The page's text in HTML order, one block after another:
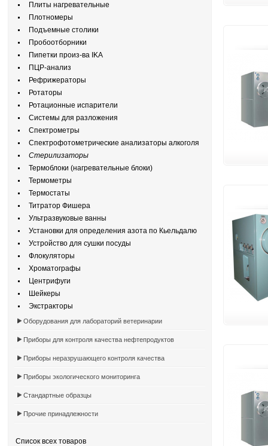
Плиты нагревательные
Плотномеры
Подъемные столики
Пробоотборники
Пипетки произ-ва IKA
ПЦР-анализ
Рефрижераторы
Ротаторы
Ротационные испарители
Системы для разложения
Спектрометры
Спектрофотометрические анализаторы алкоголя
Стерилизаторы
Термоблоки (нагревательные блоки)
Термометры
Термостаты
Титратор Фишера
Ультразвуковые ванны
Установки для определения азота по Кьельдалю
Устройство для сушки посуды
Флокуляторы
Хроматографы
Центрифуги
Шейкеры
Экстракторы
Оборудования для лабораторий ветеринарии
Приборы для контроля качества нефтепродуктов
Приборы неразрушающего контроля качества
Приборы экологического мониторинга
Стандартные образцы
Прочие принадлежности
Список всех товаров